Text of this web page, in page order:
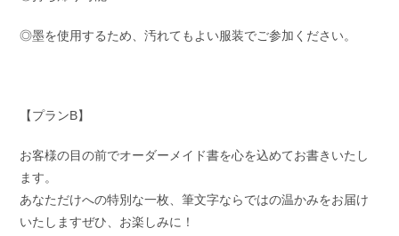
◎墨を使用するため、汚れてもよい服装でご参加ください。
【プランB】
お客様の目の前でオーダーメイド書を心を込めてお書きいたし
ます。
あなただけへの特別な一枚、筆文字ならではの温かみをお届け
いたしますぜひ、お楽しみに！